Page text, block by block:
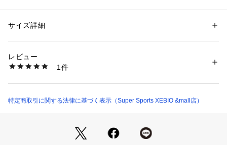
●ヒール寸:3
感触を実現。
●サイドにはリーボックロゴをエンボス加工であしらい、存在
し、DMXコンフォート+モデルでお馴染みの究極の履き心地を
【商品の購入にあたっての注意事項】
【こちらの商品について】
性別：レディース
商品番号：
10904068401 （ショップ）
サイズ詳細
レビュー
1件
特定商取引に関する法律に基づく表示（Super Sports XEBIO &mall店）